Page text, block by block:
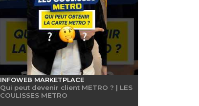
INFOWEB MARKETPLACE
Qui peut devenir client METRO ? | LES
COULISSES METRO